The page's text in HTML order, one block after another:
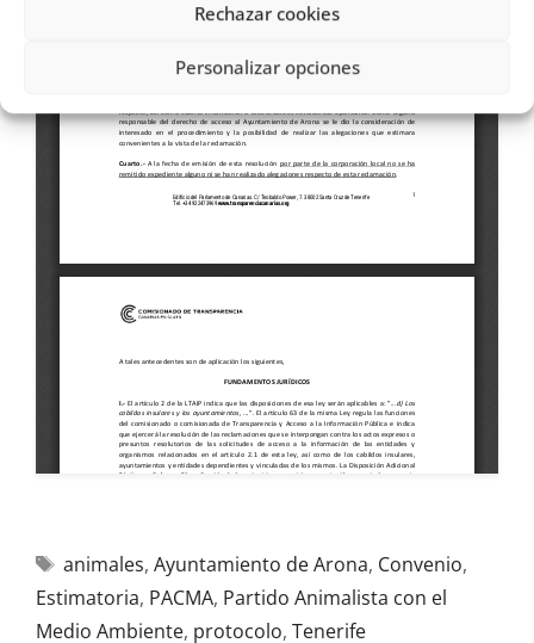
Rechazar cookies
Personalizar opciones
animales, Ayuntamiento de Arona, Convenio,
Estimatoria, PACMA, Partido Animalista con el
Medio Ambiente, protocolo, Tenerife